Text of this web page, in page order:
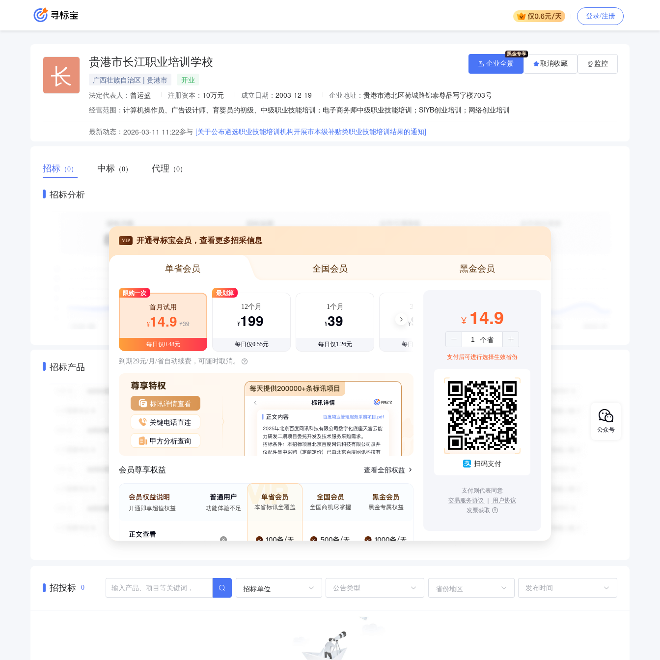
登录/注册
长 贵港市长江职业培训学校
广西壮族自治区 | 贵港市
开业
法定代表人： 曾运盛 注册资本： 10万元 成立日期： 2003-12-19 企业地址： 贵港市港北区荷城路锦泰尊品写字楼703号
经营范围： 计算机操作员、广告设计师、育婴员的初级、中级职业技能培训；电子商务师中级职业技能培训；SIYB创业培训；网络创业培训
最新动态： 2026-03-11 11:22参与 [关于公布遴选职业技能培训机构开展市本级补贴类职业技能培训结果的通知]
企业全景 取消收藏 监控
招标 （0） 中标 （0） 代理 （0）
招标分析
招标产品
VIP 开通寻标宝会员，查看更多招采信息
单省会员 全国会员 黑金会员
限购一次
首月试用
¥14.9 ¥39
每日仅0.48元
最划算
12个月
¥199
每日仅0.55元
1个月
¥39
每日仅1.26元
3个月
¥99
每日仅1.08元
到期29元/月/省自动续费，可随时取消。
标讯详情查看
关键电话直连
甲方分析查询
会员尊享权益 查看全部权益
¥ 14.9
支付后可进行选择生效省份
扫码支付
支付则代表同意
交易服务协议 ｜ 用户协议
发票获取
招投标 0 招标单位 省份地区
公众号